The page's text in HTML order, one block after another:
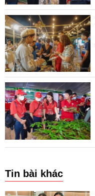
Tin bài khác